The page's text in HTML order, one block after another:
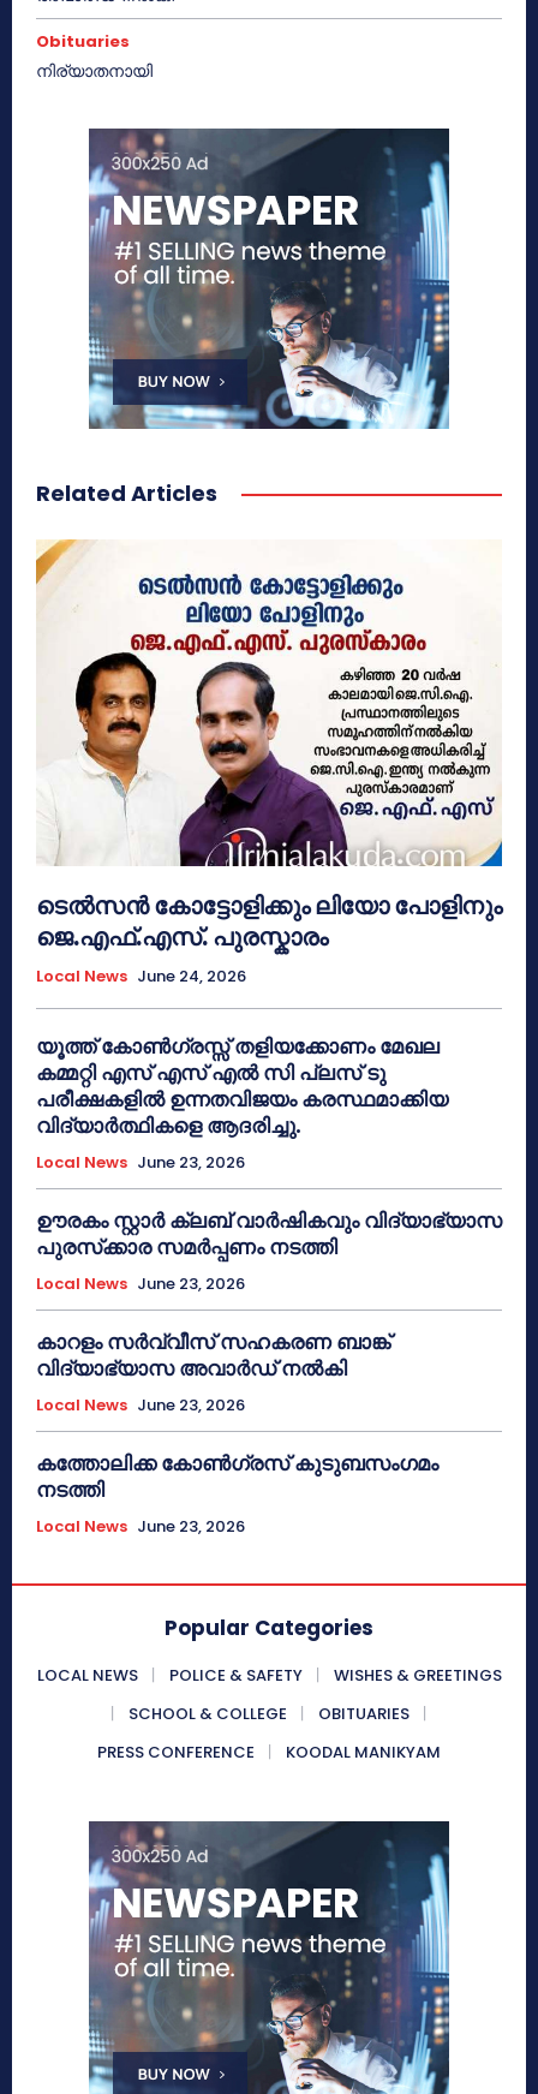
Obituaries
നിര്യാതനായി
Related Articles
ടെൽസൻ കോട്ടോളിക്കും ലിയോ പോളിനും
ജെ.എഫ്.എസ്. പുരസ്കാരം
Local News June 24, 2026
യൂത്ത് കോൺഗ്രസ്സ് തളിയക്കോണം മേഖല
കമ്മറ്റി എസ് എസ് എൽ സി പ്ലസ് ടു
പരീക്ഷകളിൽ ഉന്നതവിജയം കരസ്ഥമാക്കിയ
വിദ്യാർത്ഥികളെ ആദരിച്ചു.
Local News June 23, 2026
ഊരകം സ്റ്റാർ ക്ലബ് വാർഷികവും വിദ്യാഭ്യാസ
പുരസ്‌ക്കാര സമർപ്പണം നടത്തി
Local News June 23, 2026
കാറളം സർവ്വീസ് സഹകരണ ബാങ്ക്
വിദ്യാഭ്യാസ അവാർഡ് നൽകി
Local News June 23, 2026
കത്തോലിക്ക കോൺഗ്രസ് കുടുബസംഗമം
നടത്തി
Local News June 23, 2026
Popular Categories
LOCAL NEWS POLICE & SAFETY
WISHES & GREETINGS
SCHOOL & COLLEGE
OBITUARIES
PRESS CONFERENCE
KOODAL MANIKYAM